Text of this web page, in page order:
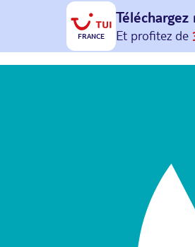
FRANCE
Et profitez de
avec le code :